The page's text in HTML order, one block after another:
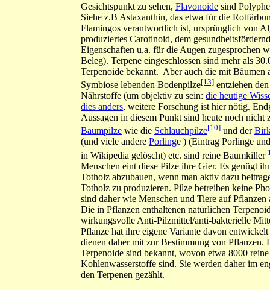
Gesichtspunkt zu sehen, Flavonoide sind
Siehe z.B Astaxanthin, das etwa für die
Flamingos verantwortlich ist, ursprünglich von
produziertes Carotinoid, dem
Eigenschaften u.a. für die Augen zugesprochen
Beleg). Terpene eingeschlossen sind mehr als
Terpenoide bekannt. Aber auch die mit Bäumen
Symbiose lebenden Bodenpilze[13] entziehen
Nährstoffe (um objektiv zu sein: die heutige
dies anders, weitere Forschung ist hier nötig.
Aussagen in diesem Punkt sind heute noch nicht
Baumpilze wie die Schlauchpilze[10] und der
(und viele andere Porlinge ) (Eintrag Porlinge
in Wikipedia gelöscht) etc. sind reine Baumkiller
Menschen eint diese Pilze ihre Gier. Es genügt
Totholz abzubauen, wenn man aktiv dazu
Totholz zu produzieren. Pilze betreiben keine
sind daher wie Menschen und Tiere auf Pflanzen
Die in Pflanzen enthaltenen natürlichen
wirkungsvolle Anti-Pilzmittel/anti-bakterielle
Pflanze hat ihre eigene Variante davon entwickelt
dienen daher mit zur Bestimmung von Pflanzen.
Terpenoide sind bekannt, wovon etwa 8000 reine
Kohlenwasserstoffe sind. Sie werden daher im
den Terpenen gezählt.